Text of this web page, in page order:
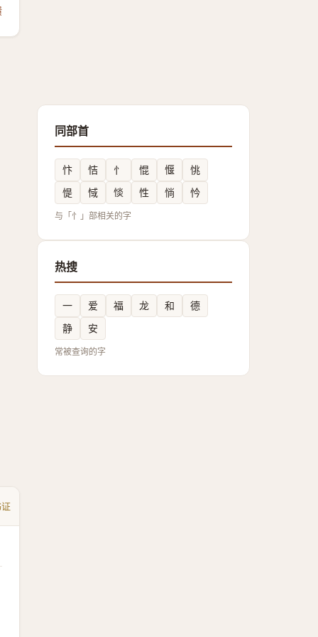
同部首
忭 恄 忄 惃 愝
恌
惿
惐 惔 性 惝 忴
与「忄」部相关的字
热搜
一 爱 福 龙 和
德
静
安
常被查询的字